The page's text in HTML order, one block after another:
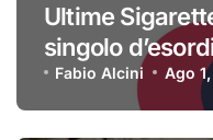
Ultime
singolo
Fabio Alcini Ago